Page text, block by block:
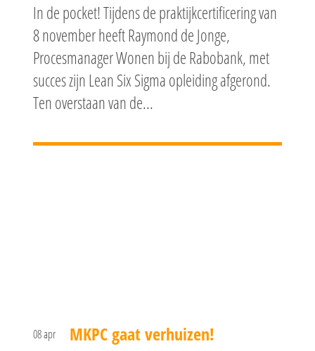
In de pocket! Tijdens de praktijkcertificering van
8 november heeft Raymond de Jonge,
Procesmanager Wonen bij de Rabobank, met
succes zijn Lean Six Sigma opleiding afgerond.
Ten overstaan van de...
08 apr MKPC gaat verhuizen!